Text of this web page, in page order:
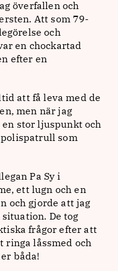
överfallen och
Att som 79-
och
en chockartad
efter en
att få leva med de
men när jag
stor ljuspunkt och
som
Pa Sy i
ett lugn och en
och gjorde att jag
De tog
frågor efter att
ringa låssmed och
båda!